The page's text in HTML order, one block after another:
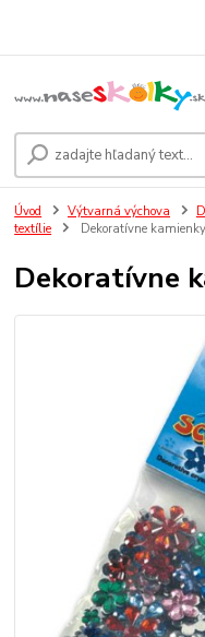
Úvod Výtvarná výchova
textílie
Dekoratívne
Dekoratívne